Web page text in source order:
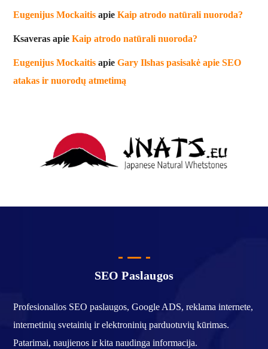
Eugenijus Mockaitis apieKaip atrodo natūrali nuoroda?
Ksaveras apieKaip atrodo natūrali nuoroda?
Eugenijus Mockaitis apieGary Ilshas pasisakė apie SEO
atakas ir nuorodų atmetimą
SEO Paslaugos
Profesionalios SEO paslaugos, Google ADS, reklama internete,
internetinių svetainių ir elektroninių parduotuvių kūrimas.
Patarimai, naujienos ir kita naudinga informacija.